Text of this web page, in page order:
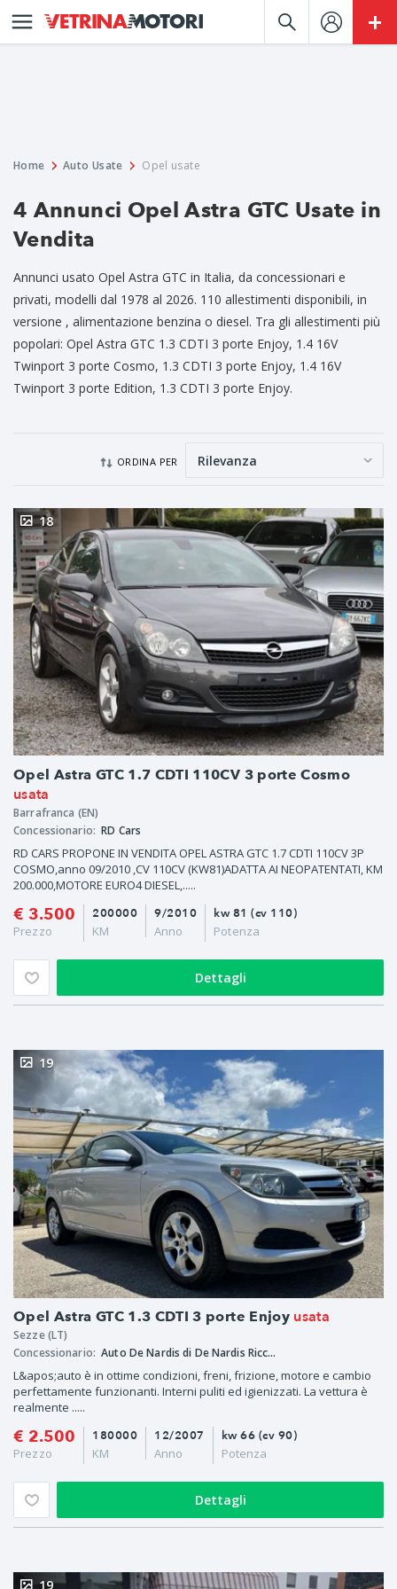
Home Auto Usate Opel usate
4 Annunci Opel Astra GTC Usate in
Vendita
Annunci usato Opel Astra GTC in Italia, da concessionari e
privati, modelli dal 1978 al 2026. 110 allestimenti disponibili, in
versione , alimentazione benzina o diesel. Tra gli allestimenti più
popolari: Opel Astra GTC 1.3 CDTI 3 porte Enjoy, 1.4 16V
Twinport 3 porte Cosmo, 1.3 CDTI 3 porte Enjoy, 1.4 16V
Twinport 3 porte Edition, 1.3 CDTI 3 porte Enjoy.
ORDINA PER
Opel Astra GTC 1.7 CDTI 110CV 3 porte Cosmo
usata
18
Barrafranca (EN)
Concessionario: RD Cars
RD CARS PROPONE IN VENDITA OPEL ASTRA GTC 1.7 CDTI 110CV 3P
COSMO,anno 09/2010 ,CV 110CV (KW81)ADATTA AI NEOPATENTATI, KM
200.000,MOTORE EURO4 DIESEL,.....
€ 3.500
Prezzo
9/2010
Anno
200000
KM
kw 81 (cv 110)
Potenza
Dettagli
Opel Astra GTC 1.3 CDTI 3 porte Enjoy usata
19
Sezze (LT)
Concessionario:
Auto De Nardis di De Nardis Riccardo
L&apos;auto è in ottime condizioni, freni, frizione, motore e cambio
perfettamente funzionanti. Interni puliti ed igienizzati. La vettura è
realmente .....
€ 2.500
Prezzo
12/2007
Anno
180000
KM
kw 66 (cv 90)
Potenza
Dettagli
19